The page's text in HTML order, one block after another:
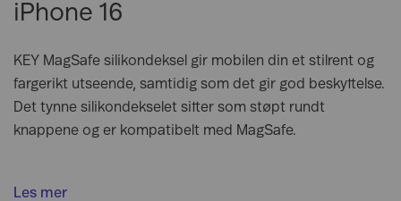
iPhone 16
KEY MagSafe silikondeksel gir mobilen din et stilrent og
fargerikt utseende, samtidig som det gir god beskyttelse.
Det tynne silikondekselet sitter som støpt rundt
knappene og er kompatibelt med MagSafe.
Les mer